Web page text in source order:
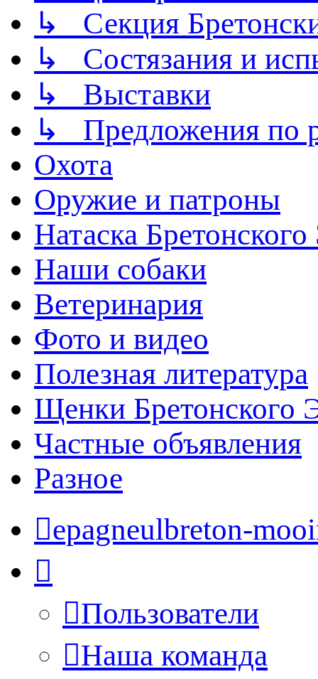
↳ Секция
↳ Состязания и
↳ Выставки
↳ Предложения по
Охота
Оружие и патроны
Натаска
Наши собаки
Ветеринария
Фото и видео
Полезная литература
Щенки Бретонского
Частные объявления
Разное
epagneulbreton-
Пользователи
Наша команда